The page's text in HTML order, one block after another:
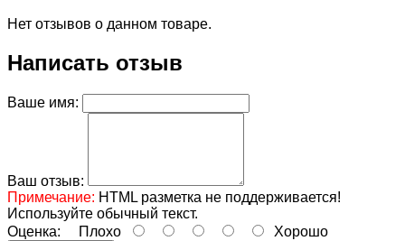
Нет отзывов о данном товаре.
Написать отзыв
Ваше имя:
Ваш отзыв:
Примечание: HTML разметка не поддерживается!
Используйте обычный текст.
Оценка: Плохо Хорошо